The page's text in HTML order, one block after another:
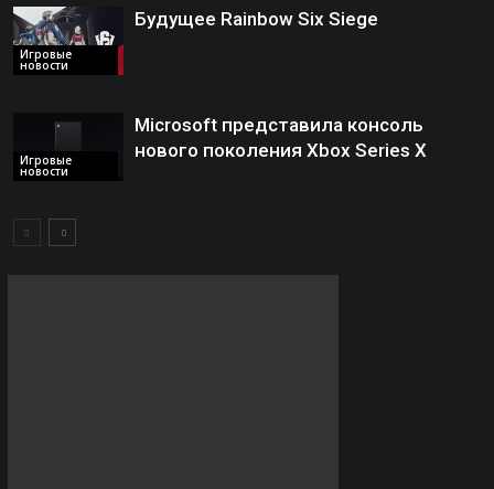
Игровые
новости
Будущее Rainbow Six Siege
Игровые
новости
Microsoft представила консоль
нового поколения Xbox Series X